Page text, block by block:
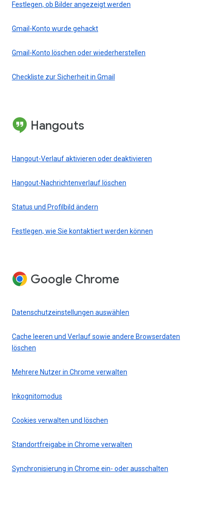
Festlegen, ob Bilder angezeigt werden
Gmail-Konto wurde gehackt
Gmail-Konto löschen oder wiederherstellen
Checkliste zur Sicherheit in Gmail
Hangouts
Hangout-Verlauf aktivieren oder deaktivieren
Hangout-Nachrichtenverlauf löschen
Status und Profilbild ändern
Festlegen, wie Sie kontaktiert werden können
Google Chrome
Datenschutzeinstellungen auswählen
Cache leeren und Verlauf sowie andere Browserdaten
löschen
Mehrere Nutzer in Chrome verwalten
Inkognitomodus
Cookies verwalten und löschen
Standortfreigabe in Chrome verwalten
Synchronisierung in Chrome ein- oder ausschalten